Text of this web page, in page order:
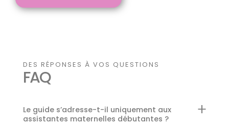
DES RÉPONSES À VOS QUESTIONS
FAQ
Le guide s’adresse-t-il uniquement aux
assistantes maternelles débutantes ?